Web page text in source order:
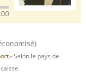
- Selon le pays de